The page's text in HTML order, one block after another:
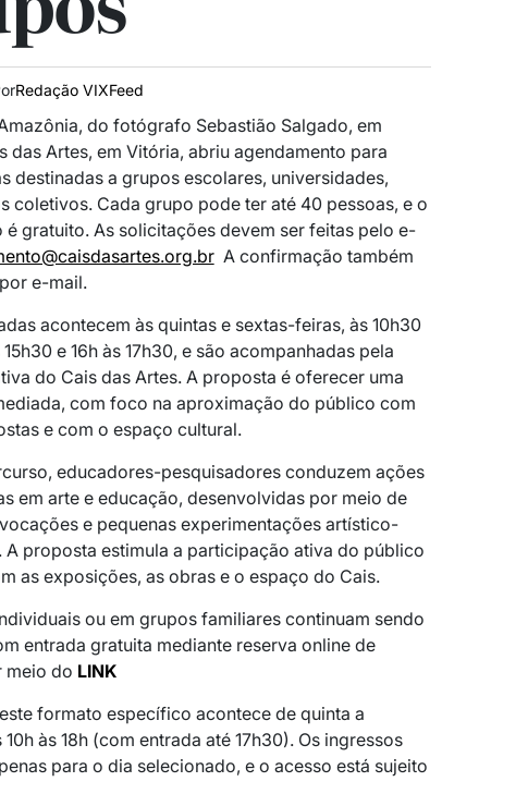
Redação VIXFeed
, do fotógrafo Sebastião Salgado, em
das Artes, em Vitória, abriu agendamento para
destinadas a grupos escolares, universidades,
coletivos. Cada grupo pode ter até 40 pessoas, e o
é gratuito. As solicitações devem ser feitas pelo e-
A confirmação também
e-mail.
acontecem às quintas e sextas-feiras, às 10h30
15h30 e 16h às 17h30, e são acompanhadas pela
do Cais das Artes. A proposta é oferecer uma
com foco na aproximação do público com
e com o espaço cultural.
educadores-pesquisadores conduzem ações
em arte e educação, desenvolvidas por meio de
e pequenas experimentações artístico-
A proposta estimula a participação ativa do público
as exposições, as obras e o espaço do Cais.
ou em grupos familiares continuam sendo
entrada gratuita mediante reserva online de
meio do LINK
formato específico acontece de quinta a
às 18h (com entrada até 17h30). Os ingressos
para o dia selecionado, e o acesso está sujeito